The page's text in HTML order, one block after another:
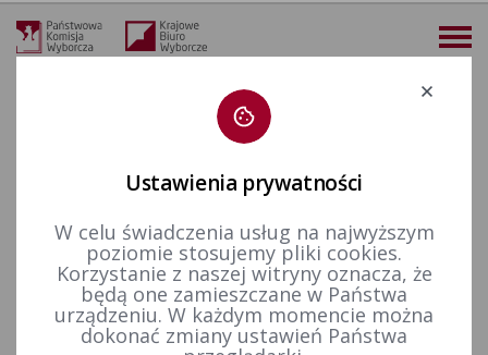
Deklaracja dostępności
więcej
Wybory i referenda Wybory do Sejmu i do Senatu Wybory uzupełniające do Senatu RP
Kadencja 2007-2011
Informacja z dnia 18 maja 2011 r. o wydatkach z budżetu państwa poniesionych na przygotowanie i przeprowadzenie wyborów uzupełniających do Senatu Rzeczypospolitej Polskiej w dniu 6 lutego 2011 r.
Ustawienia prywatności
W celu świadczenia usług na najwyższym
poziomie stosujemy pliki cookies.
Korzystanie z naszej witryny oznacza, że
będą one zamieszczane w Państwa
urządzeniu. W każdym momencie można
dokonać zmiany ustawień Państwa